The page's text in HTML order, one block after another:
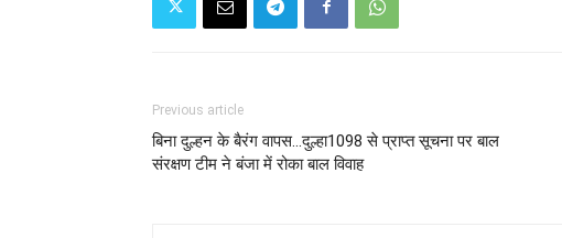
Previous article
बिना दुल्हन के बैरंग वापस...दुल्हा1098 से प्राप्त सूचना पर बाल
संरक्षण टीम ने बंजा में रोका बाल विवाह